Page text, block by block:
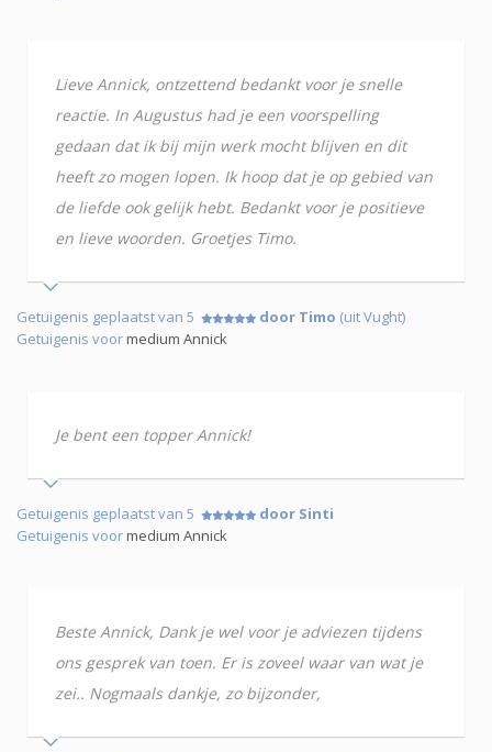
Lieve Annick, ontzettend bedankt voor je snelle
reactie. In Augustus had je een voorspelling
gedaan dat ik bij mijn werk mocht blijven en dit
heeft zo mogen lopen. Ik hoop dat je op gebied van
de liefde ook gelijk hebt. Bedankt voor je positieve
en lieve woorden. Groetjes Timo.
Getuigenis geplaatst van 5 door Timo (uit Vught)
Getuigenis voormedium Annick
Je bent een topper Annick!
Getuigenis geplaatst van 5
door Sinti
Getuigenis voormedium Annick
Beste Annick, Dank je wel voor je adviezen tijdens
ons gesprek van toen. Er is zoveel waar van wat je
zei.. Nogmaals dankje, zo bijzonder,